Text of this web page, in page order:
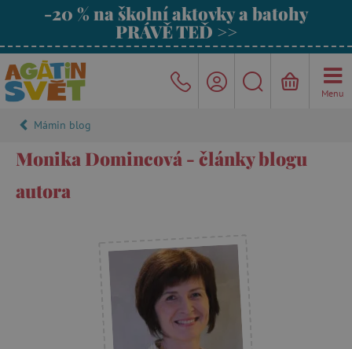
-20 % na školní aktovky a batohy
PRÁVĚ TEĎ >>
Menu
Mámin blog
Monika Domincová - články blogu
autora